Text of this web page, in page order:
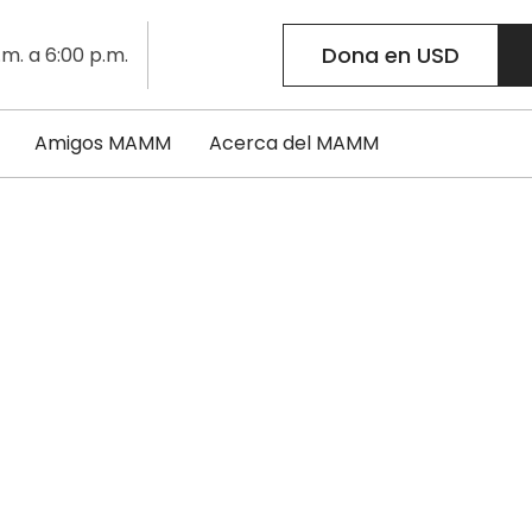
a 6:00 p.m. Dona en USD
Amigos MAMM Acerca del MAMM